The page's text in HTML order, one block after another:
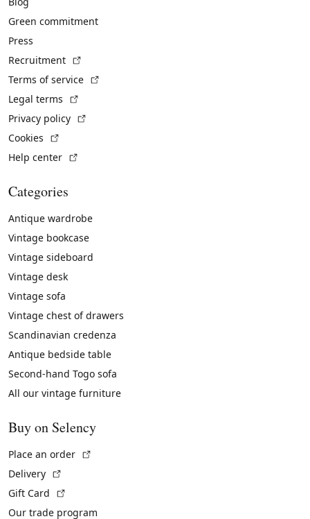
Green commitment
Press
Recruitment
Terms of service
Legal terms
Privacy policy
Cookies
Help center
Categories
Antique wardrobe
Vintage bookcase
Vintage sideboard
Vintage desk
Vintage sofa
Vintage chest of drawers
Scandinavian credenza
Antique bedside table
Second-hand Togo sofa
All our vintage furniture
Buy on Selency
Place an order
Delivery
Gift Card
Our trade program